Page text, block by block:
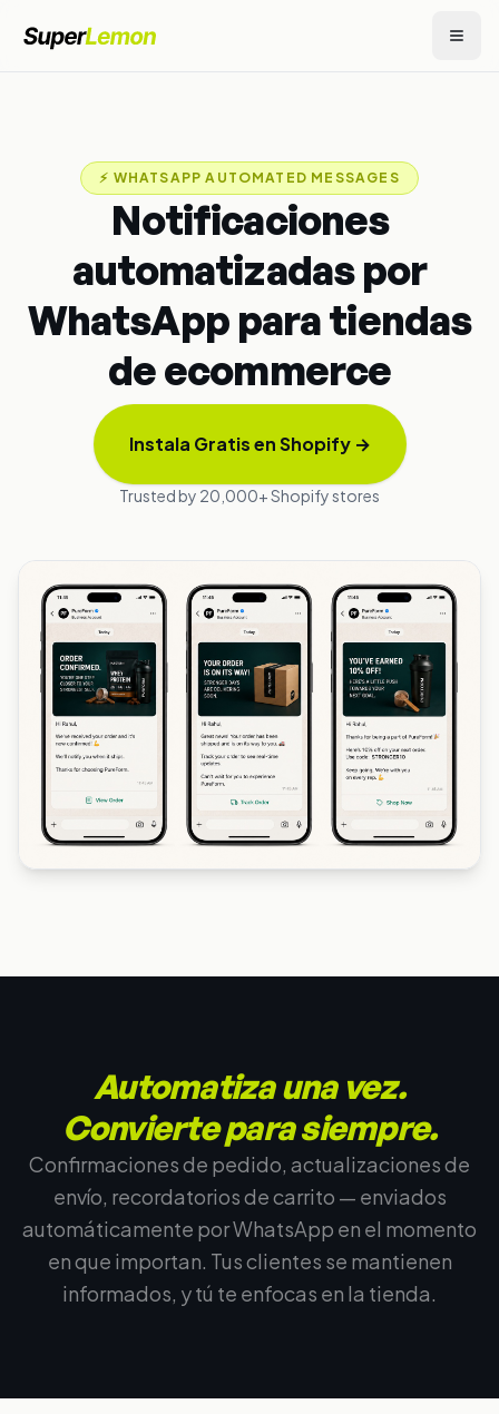
⚡ WHATSAPP AUTOMATED MESSAGES
Notificaciones
automatizadas por
WhatsApp para tiendas
de ecommerce
Instala Gratis en Shopify→
Trusted by 20,000+ Shopify stores
Automatiza una vez.
Convierte para siempre.
Confirmaciones de pedido, actualizaciones de
envío, recordatorios de carrito — enviados
automáticamente por WhatsApp en el momento
en que importan. Tus clientes se mantienen
informados, y tú te enfocas en la tienda.